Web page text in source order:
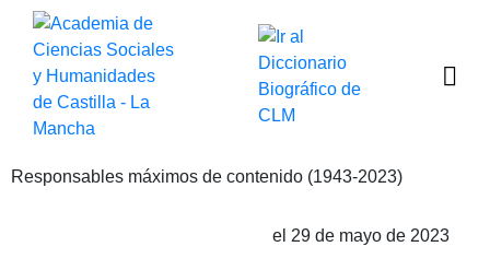
Responsables máximos de contenido (1943-2023)
el 29 de mayo de 2023